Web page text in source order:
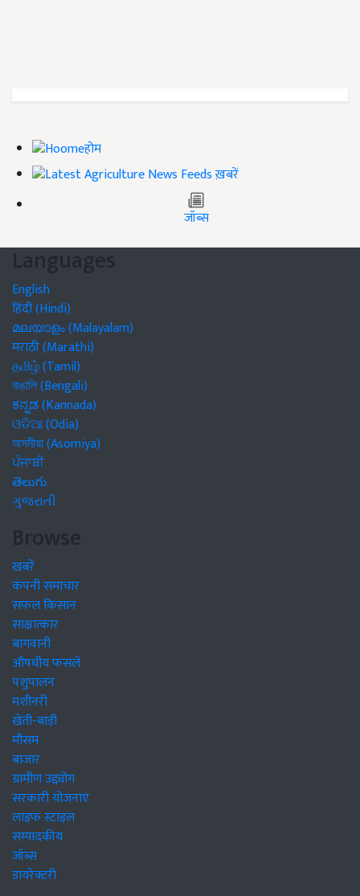
होम
ख़बरें
जॉब्स
Languages
English
हिंदी (Hindi)
മലയാളം (Malayalam)
मराठी (Marathi)
தமிழ் (Tamil)
বাঙালি (Bengali)
ಕನ್ನಡ (Kannada)
ଓଡିଆ (Odia)
অসমীয়া (Asomiya)
ਪੰਜਾਬੀ
తెలుగు
ગુજરાતી
Browse
खबरें
कंपनी समाचार
सफल किसान
साक्षात्कार
बागवानी
औषधीय फसलें
पशुपालन
मशीनरी
खेती-बाड़ी
मौसम
बाजार
ग्रामीण उद्द्योग
सरकारी योजनाएं
लाइफ स्टाइल
सम्पादकीय
जॉब्स
डायरेक्टरी